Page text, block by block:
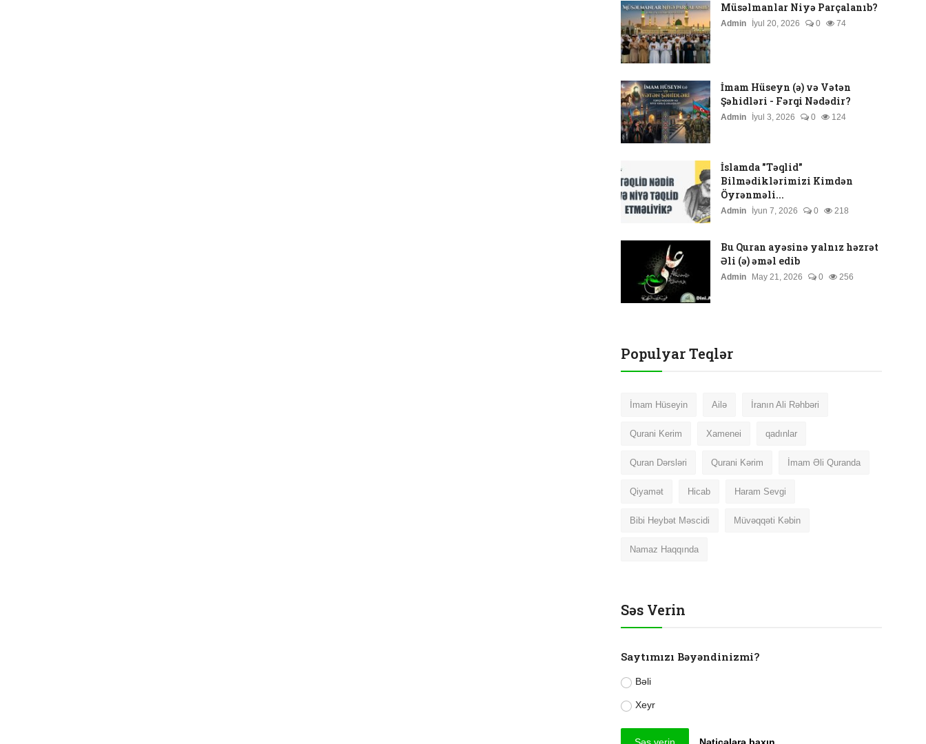
Müsəlmanlar Niyə Parçalanıb?
Admin İyul 20, 2026 0 74
İmam Hüseyn (ə) və Vətən
Şəhidləri - Fərqi Nədədir?
Admin İyul 3, 2026 0 124
İslamda "Təqlid"
Bilmədiklərimizi Kimdən
Öyrənməli...
Admin İyun 7, 2026 0 218
Bu Quran ayəsinə yalnız həzrət
Əli (ə) əməl edib
Admin May 21, 2026 0 256
Populyar Teqlər
İmam Hüseyin Ailə İranın Ali Rəhbəri
Qurani Kerim Xamenei qadınlar
Quran Dərsləri Qurani Kərim İmam Əli Quranda
Qiyamət Hicab Haram Sevgi
Bibi Heybət Məscidi Müvəqqəti Kəbin
Namaz Haqqında
Səs Verin
Saytımızı Bəyəndinizmi?
Bəli
Xeyr
Səs verin Nəticələrə baxın